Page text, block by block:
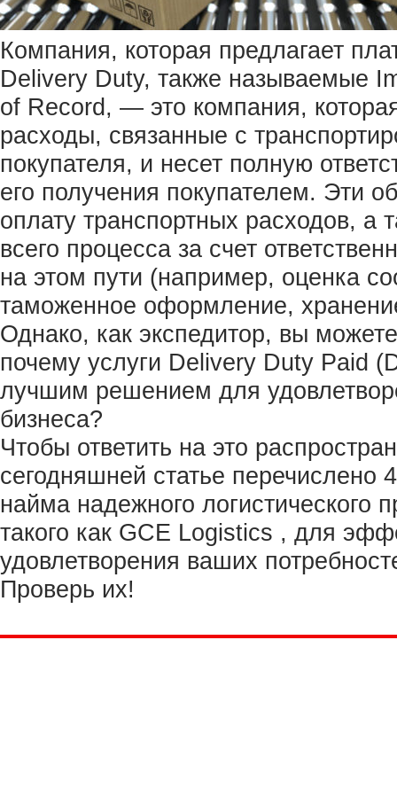
Компания, которая предлагает
Delivery Duty, также называемые
of Record, — это компания,
расходы, связанные с
покупателя, и несет полную
его получения покупателем. Эти
оплату транспортных расходов, а
всего процесса за счет
на этом пути (например, оценка
таможенное оформление,
Однако, как экспедитор, вы
почему услуги Delivery Duty Paid
лучшим решением для
бизнеса?
Чтобы ответить на это
сегодняшней статье перечислено
найма надежного логистического
такого как GCE Logistics , для
удовлетворения ваших
Проверь их!